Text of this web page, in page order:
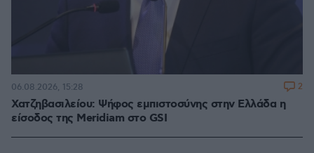
Χατζηβασιλείου: Ψήφος εμπιστοσύνης στην Ελλάδα η
είσοδος της Meridiam στο GSI
06.08.2026, 15:28 2